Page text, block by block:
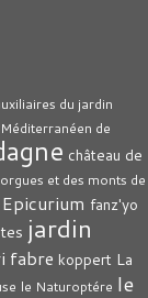
du jardin
de
château de
et des monts de
Epicurium fanz'yo
jardin
fabre koppert La
le Naturoptére le